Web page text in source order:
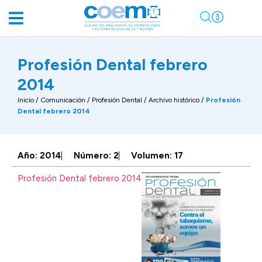
Profesión Dental febrero
2014
Inicio / Comunicación / Profesión Dental / Archivo histórico / Profesión
Dental febrero 2014
Año: 2014 Número: 2 Volumen: 17
Profesión Dental febrero 2014